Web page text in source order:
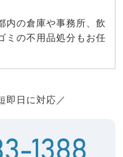
内の倉庫や事務所、飲
ミの不用品処分もお任
即日に対応／